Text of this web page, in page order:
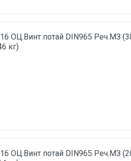
ОЦ.Винт потай DIN965 Реч.МЗ
кг)
ОЦ.Винт потай DIN965 Реч.МЗ